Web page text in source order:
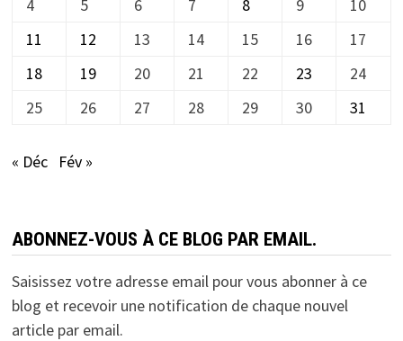
4
5 6 7 8 9
10
11
12 13 14 15 16
17
18
19 20 21 22 23
24
25
26 27 28 29 30 31
« Déc Fév »
ABONNEZ-VOUS À CE BLOG PAR EMAIL.
Saisissez votre adresse email pour vous abonner à ce
blog et recevoir une notification de chaque nouvel
article par email.